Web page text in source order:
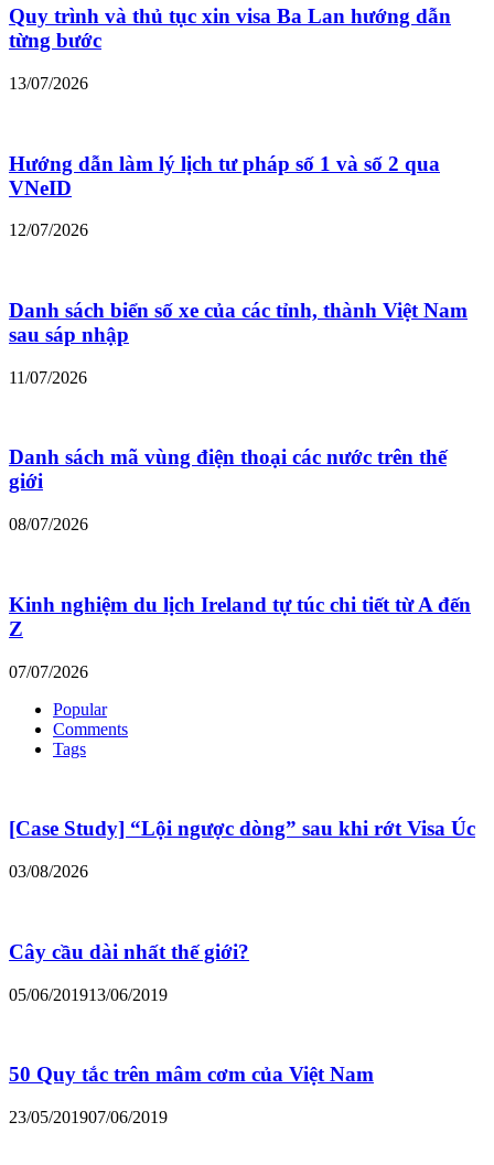
Quy trình và thủ tục xin visa Ba Lan hướng dẫn
từng bước
13/07/2026
Hướng dẫn làm lý lịch tư pháp số 1 và số 2 qua
VNeID
12/07/2026
Danh sách biển số xe của các tỉnh, thành Việt Nam
sau sáp nhập
11/07/2026
Danh sách mã vùng điện thoại các nước trên thế
giới
08/07/2026
Kinh nghiệm du lịch Ireland tự túc chi tiết từ A đến
Z
07/07/2026
Popular
Comments
Tags
[Case Study] “Lội ngược dòng” sau khi rớt Visa Úc
03/08/2026
Cây cầu dài nhất thế giới?
05/06/201913/06/2019
50 Quy tắc trên mâm cơm của Việt Nam
23/05/201907/06/2019